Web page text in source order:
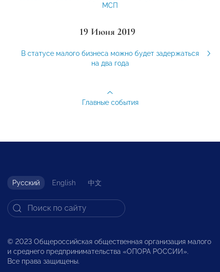
МСП
19 Июня 2019
В статусе малого бизнеса можно будет задержаться
на два года
Главные события
Русский English 中文
© 2023 Общероссийская общественная организация малого
и среднего предпринимательства «ОПОРА РОССИИ».
Все права защищены.